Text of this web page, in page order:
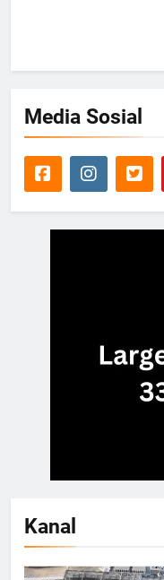
Media Sosial
Kanal